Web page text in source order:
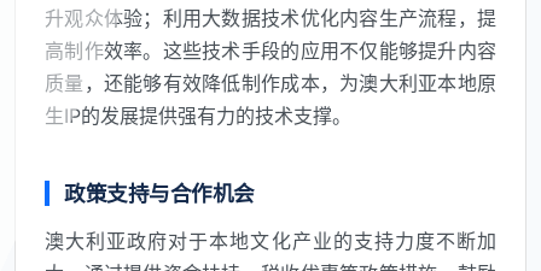
升观众体验；利用大数据技术优化内容生产流程，提
高制作效率。这些技术手段的应用不仅能够提升内容
质量，还能够有效降低制作成本，为澳大利亚本地原
生IP的发展提供强有力的技术支撑。
政策支持与合作机会
澳大利亚政府对于本地文化产业的支持力度不断加